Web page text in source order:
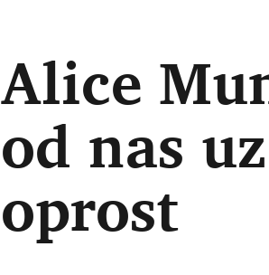
Alice
od nas
oprost